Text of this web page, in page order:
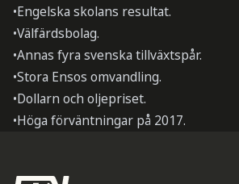
•Engelska skolans resultat.
•Välfärdsbolag.
•Annas fyra svenska tillväxtspår.
•Stora Ensos omvandling.
•Dollarn och oljepriset.
•Höga förväntningar på 2017.